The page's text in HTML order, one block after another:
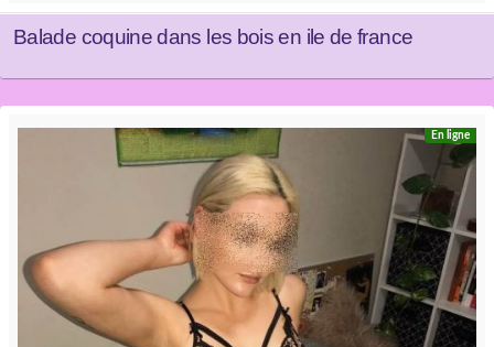
Balade coquine dans les bois en ile de france
En ligne